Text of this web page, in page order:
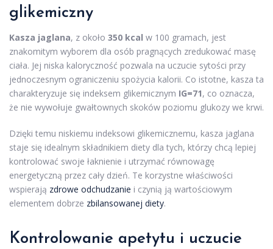
glikemiczny
Kasza jaglana, z około 350 kcal w 100 gramach, jest
znakomitym wyborem dla osób pragnących zredukować masę
ciała. Jej niska kaloryczność pozwala na uczucie sytości przy
jednoczesnym ograniczeniu spożycia kalorii. Co istotne, kasza ta
charakteryzuje się indeksem glikemicznym IG=71, co oznacza,
że nie wywołuje gwałtownych skoków poziomu glukozy we krwi.
Dzięki temu niskiemu indeksowi glikemicznemu, kasza jaglana
staje się idealnym składnikiem diety dla tych, którzy chcą lepiej
kontrolować swoje łaknienie i utrzymać równowagę
energetyczną przez cały dzień. Te korzystne właściwości
wspierają zdrowe odchudzanie i czynią ją wartościowym
elementem dobrze zbilansowanej diety.
Kontrolowanie apetytu i uczucie